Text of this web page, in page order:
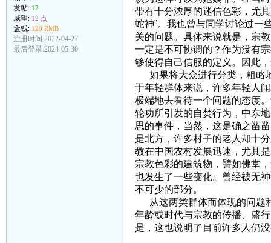
发帖: 12
威望: 12 点
金钱: 120 RMB
注册时间:2022-04-27
最后登录:2024-05-30
带有十分浓厚的迷信色彩，尤
蛇神”。我也曾与同学讨论过一
关的问题。具体来说就是，宗
一定是不可协调的？作为没有
够使得自己信服的定义。因此
如果将大众进行分类，粗略
于年轻群体来说，许多年轻人
极端地去看待一个问题的态度
轮功所引发的自焚行为，中东地
思的事件，当然，这是确之凿
是北方，许多村子的老人却十
教在中国农村发展迅速，尤其
宗教色彩的建筑物，譬如佛堂
也发生了一些变化。曾经被无
不可少的部分。
从这两类群体而体现的问题
年龄或时代与宗教的传播、盛
是，这也说明了目前许多人仍